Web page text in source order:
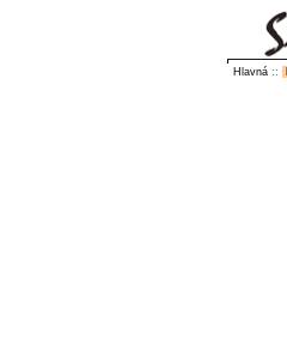
Hlavná ::